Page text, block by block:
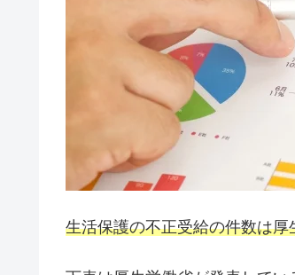
生活保護の不正受給の件数は